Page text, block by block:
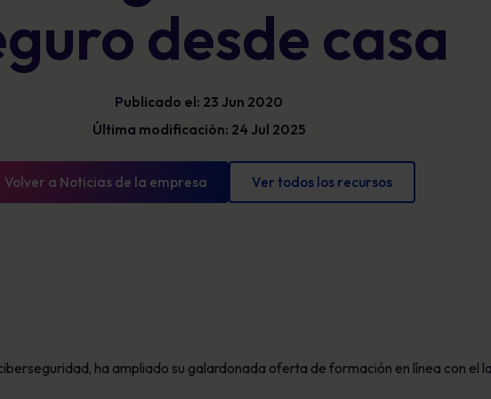
exposición y mostrar un progreso
mensurable.
Definiciones de ciberseguridad que debe
conocer
Imágenes
desde casa
Publicado el: 23 Jun 2020
Última modificación: 24 Jul 2025
Volver a Noticias de la empresa Ver todos los recursos
ha ampliado su galardonada oferta de formación en línea con el